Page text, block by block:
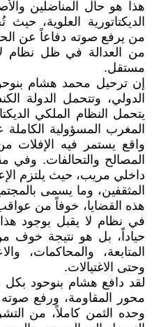
هذا هو حال المناضلين
الديكتاتورية العلوية،
من يرفع صوته دفاعاً عن
من العدالة في ظل نظام
مستقل.
إن ترحيل محمد هشام
الدولي، وتتحمل الدولة
يتحمل النظام الملكي
المغرب المسؤولية
واقع يستمر فيه
المصالح والتحالفات. وفي
داخلي مريب، حيث يلتزم
المثقفين، وما يسمى
هذه القضايا، خوفاً من
في نظام لا يقبل بوجود
حياداً، بل هو نتيجة خوف
المتابعة، والمحاكمات،
وحتى الاغتيالات.
لقد دافع هشام بنوحود
محور المقاومة، ورفع
وحده الثمن كاملاً، من